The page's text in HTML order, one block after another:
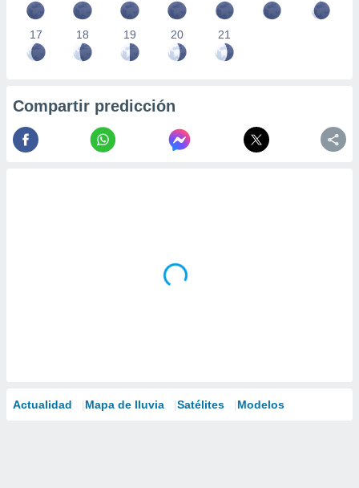
17 18 19 20 21
Compartir predicción
Actualidad Mapa de lluvia Satélites Modelos